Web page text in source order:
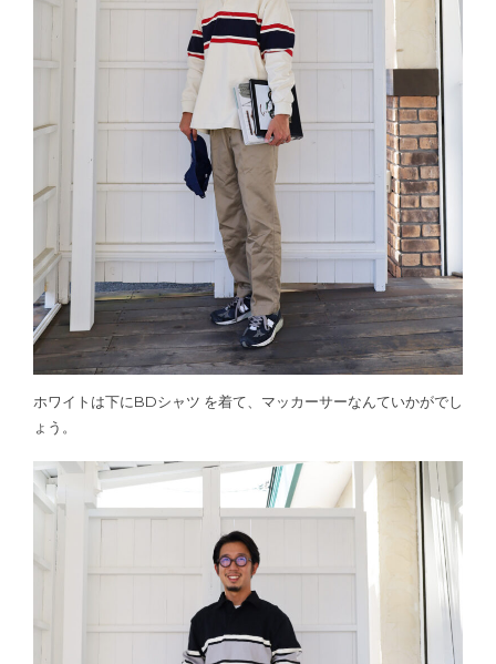
ホワイトは下にBDシャツ を着て、マッカーサーなんていかがでし
ょう。